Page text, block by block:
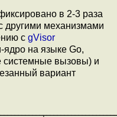
в 2-3 раза
другими механизмами
с gVisor
ядро на языке Go,
вызовы) и
вариант